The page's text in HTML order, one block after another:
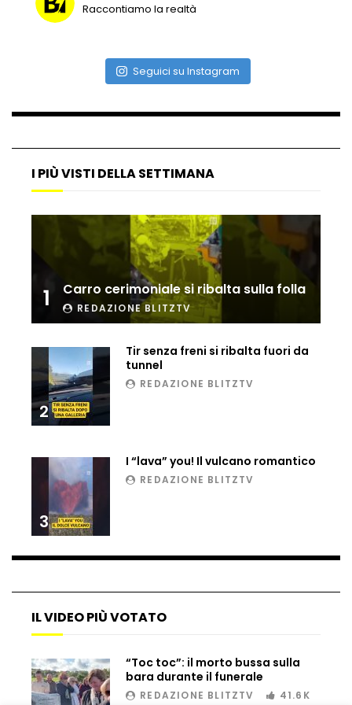
Vulcano di ghiaccio a New York #neve
#snow
male
Atterraggio di emergenza tra le auto:
attimi di paura
Incidente aereo a Mogadiscio, aereo
perde il controllo
Ucraina, ecco come gli F16 intercettano
i droni russi
treno lo distrugge
Parco divertimenti, attrazione cede
Auto fuori controllo in Guatemala,
tragedia a Petén
Russia sotto zero: fiumi congelati e navi
rompighiaccio a Mosca
Raccontiamo la realtà
Seguici su Instagram
I PIÙ VISTI DELLA SETTIMANA
1 Carro cerimoniale si ribalta sulla folla
REDAZIONE BLITZTV
2
Tir senza freni si ribalta fuori da
tunnel
REDAZIONE BLITZTV
3
I “lava” you! Il vulcano romantico
REDAZIONE BLITZTV
IL VIDEO PIÙ VOTATO
“Toc toc”: il morto bussa sulla
bara durante il funerale
REDAZIONE BLITZTV 41.6K